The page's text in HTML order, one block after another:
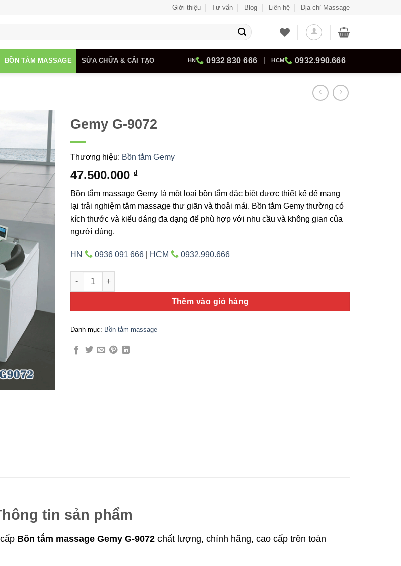
Giới thiệu Tư vấn Blog Liên hệ Địa chỉ Massage
BỒN TẮM MASSAGE SỬA CHỮA & CẢI TẠO HN 0932 830 666 HCM 0932.990.666
wishlist
Gemy G-9072
Thương hiệu: Bồn tắm Gemy
47.500.000 ₫
Bồn tắm massage Gemy là một loại bồn tắm đặc biệt được thiết kế để mang
lại trải nghiệm tắm massage thư giãn và thoải mái. Bồn tắm Gemy thường có
kích thước và kiểu dáng đa dạng để phù hợp với nhu cầu và không gian của
người dùng.
HN 0936 091 666 HCM 0932.990.666
Gemy G-9072 số lượng
Thêm vào giỏ hàng
Danh mục: Bồn tắm massage
tin sản phẩm
Bồn tắm massage Gemy G-9072 chất lượng, chính hãng, cao cấp trên toàn